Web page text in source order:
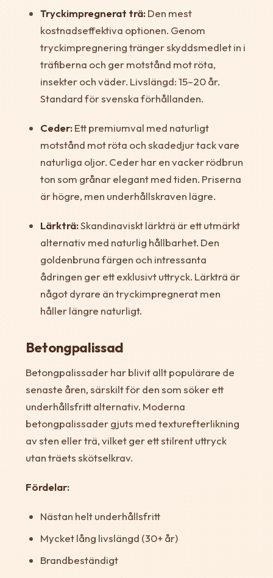
Tryckimpregnerat trä:Den mest
kostnadseffektiva optionen. Genom
tryckimpregnering tränger skyddsmedlet in i
träfiberna och ger motstånd mot röta,
insekter och väder. Livslängd: 15–20 år.
Standard för svenska förhållanden.
Ceder:Ett premiumval med naturligt
motstånd mot röta och skadedjur tack vare
naturliga oljor. Ceder har en vacker rödbrun
ton som grånar elegant med tiden. Priserna
är högre, men underhållskraven lägre.
Lärkträ:Skandinaviskt lärkträ är ett utmärkt
alternativ med naturlig hållbarhet. Den
goldenbruna färgen och intressanta
ådringen ger ett exklusivt uttryck. Lärkträ är
något dyrare än tryckimpregnerat men
håller längre naturligt.
Betongpalissad
Betongpalissader har blivit allt populärare de
senaste åren, särskilt för den som söker ett
underhållsfritt alternativ. Moderna
betongpalissader gjuts med texturefterlikning
av sten eller trä, vilket ger ett stilrent uttryck
utan träets skötselkrav.
Fördelar:
Nästan helt underhållsfritt
Mycket lång livslängd (30+ år)
Brandbeständigt